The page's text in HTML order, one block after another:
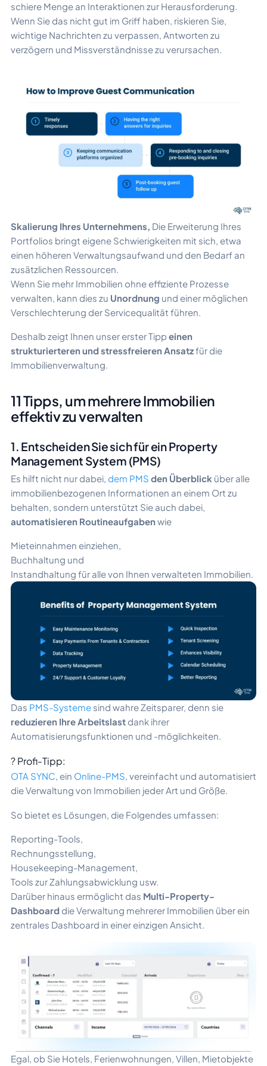
schiere Menge an Interaktionen zur Herausforderung.
Wenn Sie das nicht gut im Griff haben, riskieren Sie,
wichtige Nachrichten zu verpassen, Antworten zu
verzögern und Missverständnisse zu verursachen.
Skalierung Ihres Unternehmens, Die Erweiterung Ihres
Portfolios bringt eigene Schwierigkeiten mit sich, etwa
einen höheren Verwaltungsaufwand und den Bedarf an
zusätzlichen Ressourcen.
Wenn Sie mehr Immobilien ohne effiziente Prozesse
verwalten, kann dies zu Unordnung und einer möglichen
Verschlechterung der Servicequalität führen.
Deshalb zeigt Ihnen unser erster Tipp einen
strukturierteren und stressfreieren Ansatzfür die
Immobilienverwaltung.
11 Tipps, um mehrere Immobilien
effektiv zu verwalten
1. Entscheiden Sie sich für ein Property
Management System (PMS)
Es hilft nicht nur dabei, dem PMS den Überblick über alle
immobilienbezogenen Informationen an einem Ort zu
behalten, sondern unterstützt Sie auch dabei,
automatisieren Routineaufgaben wie
Mieteinnahmen einziehen,
Buchhaltung und
Instandhaltung für alle von Ihnen verwalteten Immobilien.
Das PMS-Systeme sind wahre Zeitsparer, denn sie
reduzieren Ihre Arbeitslast dank ihrer
Automatisierungsfunktionen und -möglichkeiten.
? Profi-Tipp:
OTA SYNC, ein Online-PMS, vereinfacht und automatisiert
die Verwaltung von Immobilien jeder Art und Größe.
So bietet es Lösungen, die Folgendes umfassen:
Reporting-Tools,
Rechnungsstellung,
Housekeeping-Management,
Tools zur Zahlungsabwicklung usw.
Darüber hinaus ermöglicht das Multi-Property-
Dashboard die Verwaltung mehrerer Immobilien über ein
zentrales Dashboard in einer einzigen Ansicht.
Egal, ob Sie Hotels, Ferienwohnungen, Villen, Mietobjekte